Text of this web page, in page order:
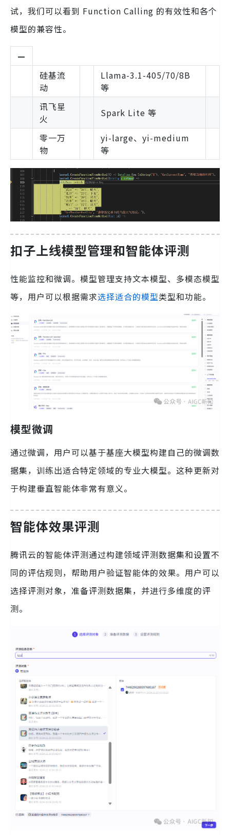
试，我们可以看到 Function Calling 的有效性和各个
模型的兼容性。
—
硅基流
动
Llama-3.1-405/70/8B
等
讯飞星
火
Spark Lite 等
零一万
物
yi-large、yi-medium
等
扣子上线模型管理和智能体评测
性能监控和微调。模型管理支持文本模型、多模态模型
等，用户可以根据需求选择适合的模型类型和功能。
模型微调
通过微调，用户可以基于基座大模型构建自己的微调数
据集，训练出适合特定领域的专业大模型。这种更新对
于构建垂直智能体非常有意义。
智能体效果评测
腾讯云的智能体评测通过构建领域评测数据集和设置不
同的评估规则，帮助用户验证智能体的效果。用户可以
选择评测对象，准备评测数据集，并进行多维度的评
测。